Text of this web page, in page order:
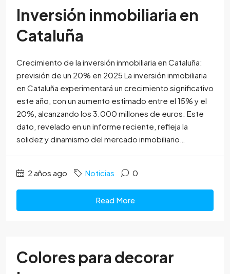
Inversión inmobiliaria en
Cataluña
Crecimiento de la inversión inmobiliaria en Cataluña:
previsión de un 20% en 2025 La inversión inmobiliaria
en Cataluña experimentará un crecimiento significativo
este año, con un aumento estimado entre el 15% y el
20%, alcanzando los 3.000 millones de euros. Este
dato, revelado en un informe reciente, refleja la
solidez y dinamismo del mercado inmobiliario…
2 años ago Noticias 0
Read More
Colores para decorar